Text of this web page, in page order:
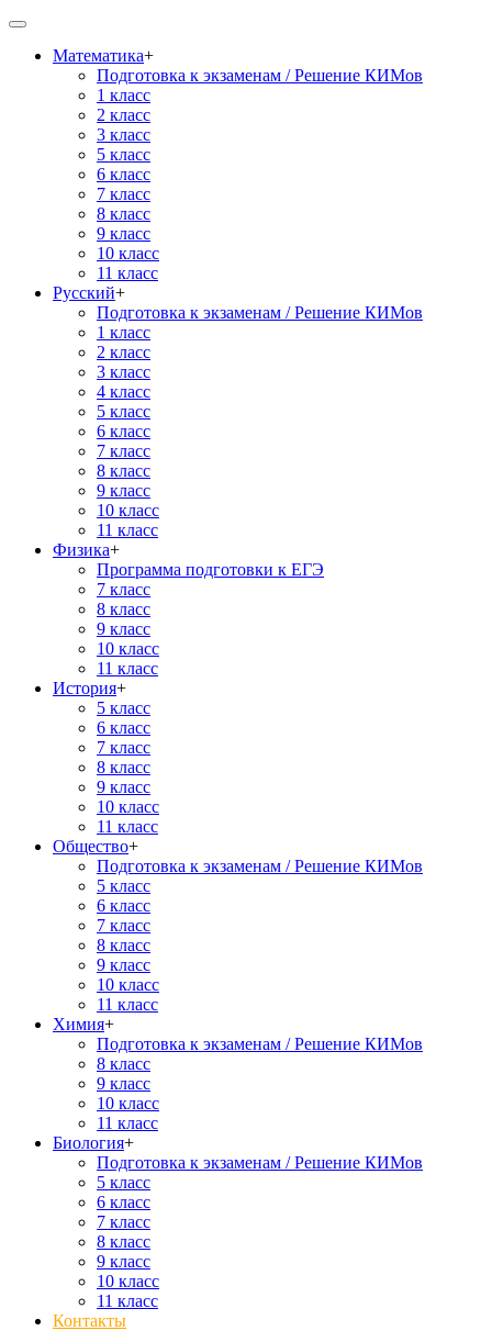
Математика+
Подготовка к экзаменам / Решение КИМов
1 класс
2 класс
3 класс
5 класс
6 класс
7 класс
8 класс
9 класс
10 класс
11 класс
Русский+
Подготовка к экзаменам / Решение КИМов
1 класс
2 класс
3 класс
4 класс
5 класс
6 класс
7 класс
8 класс
9 класс
10 класс
11 класс
Физика+
Программа подготовки к ЕГЭ
7 класс
8 класс
9 класс
10 класс
11 класс
История+
5 класс
6 класс
7 класс
8 класс
9 класс
10 класс
11 класс
Общество+
Подготовка к экзаменам / Решение КИМов
5 класс
6 класс
7 класс
8 класс
9 класс
10 класс
11 класс
Химия+
Подготовка к экзаменам / Решение КИМов
8 класс
9 класс
10 класс
11 класс
Биология+
Подготовка к экзаменам / Решение КИМов
5 класс
6 класс
7 класс
8 класс
9 класс
10 класс
11 класс
Контакты